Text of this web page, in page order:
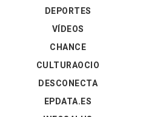
DEPORTES
VÍDEOS
CHANCE
CULTURAOCIO
DESCONECTA
EPDATA.ES